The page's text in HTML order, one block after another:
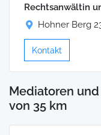
Rechtsanwältin
Hohner Berg
Kontakt
Mediatoren
von 35 km